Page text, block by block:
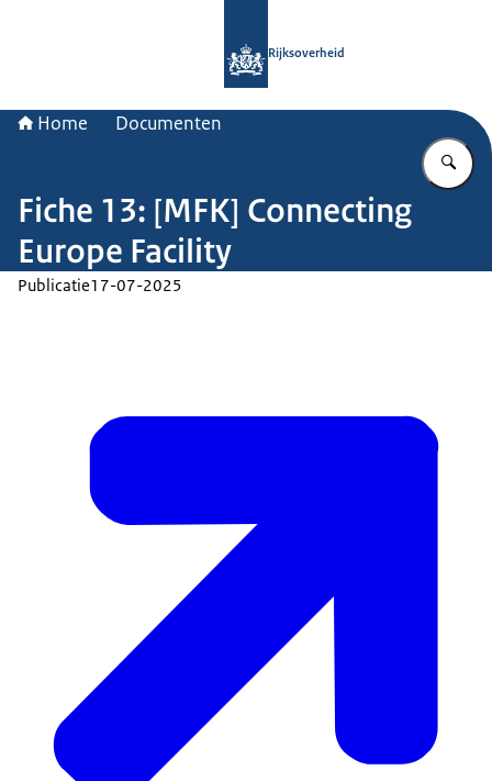
Rijksoverheid
Home Documenten
Fiche 13: [MFK] Connecting
Europe Facility
Publicatie17-07-2025